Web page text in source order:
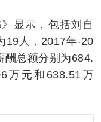
显示，包括刘自
19人，2017年-20
酬总额分别为684.
万元和638.51万